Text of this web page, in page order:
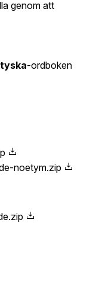
genom att
tyska-ordboken
noetym.zip